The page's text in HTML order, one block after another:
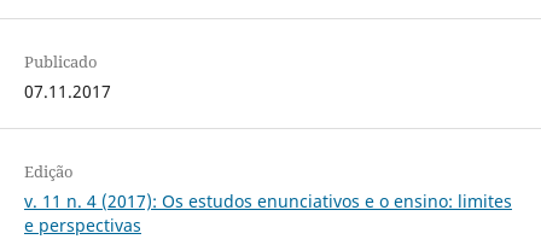
Publicado
07.11.2017
Edição
v. 11 n. 4 (2017): Os estudos enunciativos e o ensino: limites
e perspectivas